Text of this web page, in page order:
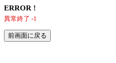
ERROR !
異常終了 -1